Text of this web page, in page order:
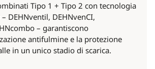
Tipo 1 + Tipo 2 con tecnologia
DEHNventil, DEHNvenCI,
– garantiscono
antifulmine e la protezione
in un unico stadio di scarica.